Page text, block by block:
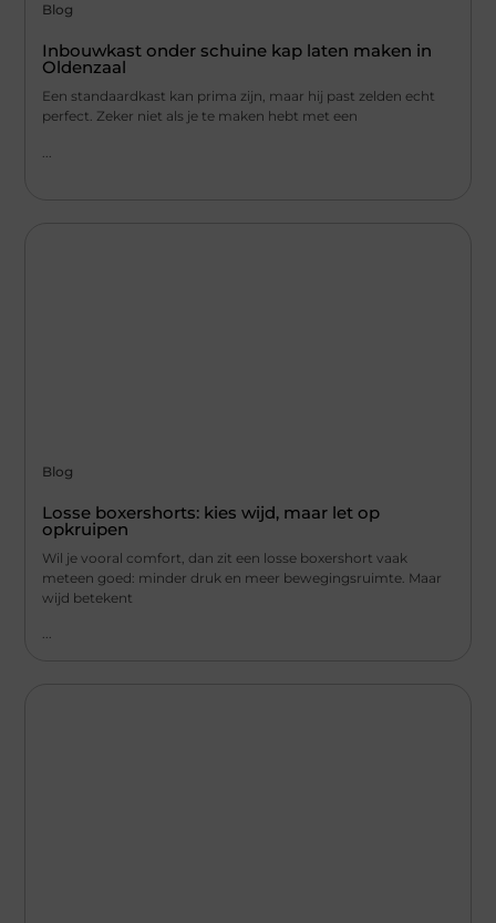
Blog
Inbouwkast onder schuine kap laten maken in
Oldenzaal
Een standaardkast kan prima zijn, maar hij past zelden echt
perfect. Zeker niet als je te maken hebt met een
Blog
Losse boxershorts: kies wijd, maar let op
opkruipen
Wil je vooral comfort, dan zit een losse boxershort vaak
meteen goed: minder druk en meer bewegingsruimte. Maar
wijd betekent
...